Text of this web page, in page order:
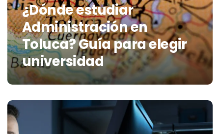
¿Dónde estudiar
Administración en
Toluca? Guía para elegir
universidad